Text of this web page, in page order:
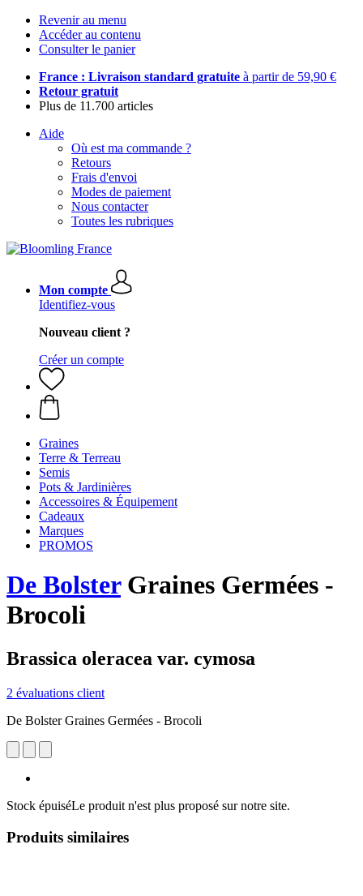
Revenir au menu
Accéder au contenu
Consulter le panier
France : Livraison standard gratuite à partir de 59,90 €
Retour gratuit
Plus de 11.700 articles
Aide
Où est ma commande ?
Retours
Frais d'envoi
Modes de paiement
Nous contacter
Toutes les rubriques
Mon compte
Identifiez-vous
Nouveau client ?
Créer un compte
Graines
Terre & Terreau
Semis
Pots & Jardinières
Accessoires & Équipement
Cadeaux
Marques
PROMOS
De BolsterGraines Germées -
Brocoli
Brassica oleracea var. cymosa
2 évaluations client
De Bolster Graines Germées - Brocoli
Stock épuiséLe produit n'est plus proposé sur notre site.
Produits similaires